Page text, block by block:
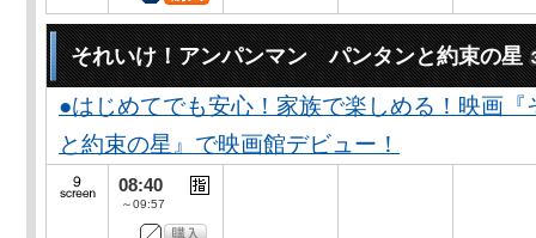
それいけ！アンパンマン パンタンと約束の星
●はじめてでも安心！家族で楽しめる！映画
と約束の星』で映画館デビュー！
08:40
～09:57